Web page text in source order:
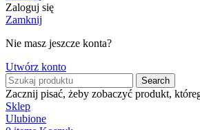
Zaloguj się
Zamknij
Nie masz jeszcze konta?
Utwórz konto
Search
Zacznij pisać, żeby zobaczyć produkt,
Sklep
Ulubione